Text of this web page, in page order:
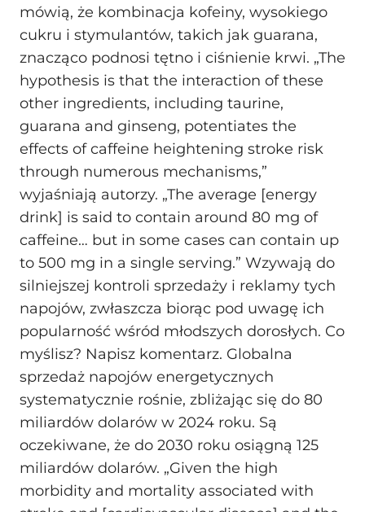
mówią, że kombinacja kofeiny, wysokiego
cukru i stymulantów, takich jak guarana,
znacząco podnosi tętno i ciśnienie krwi. „The
hypothesis is that the interaction of these
other ingredients, including taurine,
guarana and ginseng, potentiates the
effects of caffeine heightening stroke risk
through numerous mechanisms,”
wyjaśniają autorzy. „The average [energy
drink] is said to contain around 80 mg of
caffeine… but in some cases can contain up
to 500 mg in a single serving.” Wzywają do
silniejszej kontroli sprzedaży i reklamy tych
napojów, zwłaszcza biorąc pod uwagę ich
popularność wśród młodszych dorosłych. Co
myślisz? Napisz komentarz. Globalna
sprzedaż napojów energetycznych
systematycznie rośnie, zbliżając się do 80
miliardów dolarów w 2024 roku. Są
oczekiwane, że do 2030 roku osiągną 125
miliardów dolarów. „Given the high
morbidity and mortality associated with